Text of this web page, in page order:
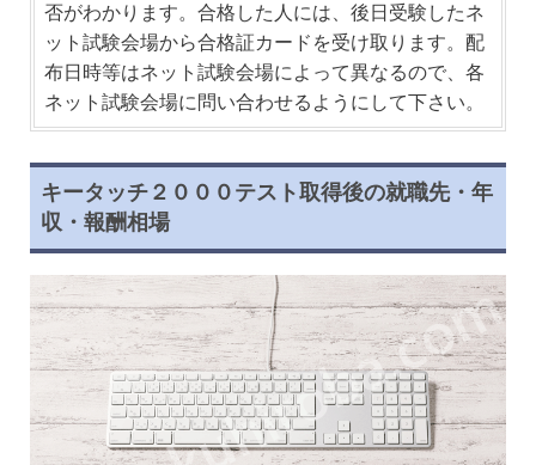
否がわかります。合格した人には、後日受験したネ
ット試験会場から合格証カードを受け取ります。配
布日時等はネット試験会場によって異なるので、各
ネット試験会場に問い合わせるようにして下さい。
キータッチ２０００テスト取得後の就職先・年
収・報酬相場